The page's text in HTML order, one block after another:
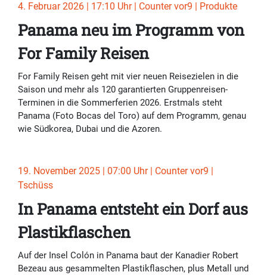
4. Februar 2026 | 17:10 Uhr | Counter vor9 | Produkte
Panama neu im Programm von
For Family Reisen
For Family Reisen geht mit vier neuen Reisezielen in die
Saison und mehr als 120 garantierten Gruppenreisen-
Terminen in die Sommerferien 2026. Erstmals steht
Panama (Foto Bocas del Toro) auf dem Programm, genau
wie Südkorea, Dubai und die Azoren.
19. November 2025 | 07:00 Uhr | Counter vor9 |
Tschüss
In Panama entsteht ein Dorf aus
Plastikflaschen
Auf der Insel Colón in Panama baut der Kanadier Robert
Bezeau aus gesammelten Plastikflaschen, plus Metall und